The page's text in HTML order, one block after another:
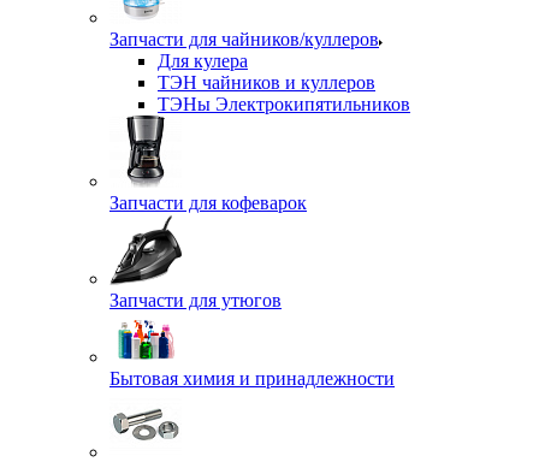
Запчасти для чайников/куллеров
Для кулера
ТЭН чайников и куллеров
ТЭНы Электрокипятильников
Запчасти для кофеварок
Запчасти для утюгов
Бытовая химия и принадлежности